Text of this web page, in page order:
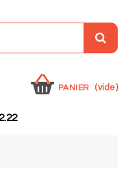
PANIER (vide)